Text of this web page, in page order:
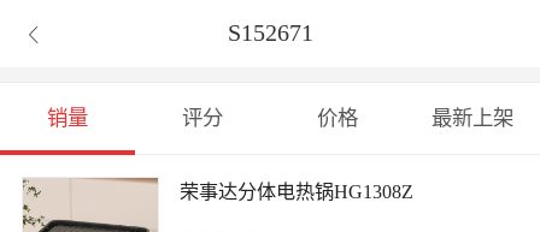
 S152671
销量 评分 价格 最新上架
荣事达分体电热锅HG1308Z